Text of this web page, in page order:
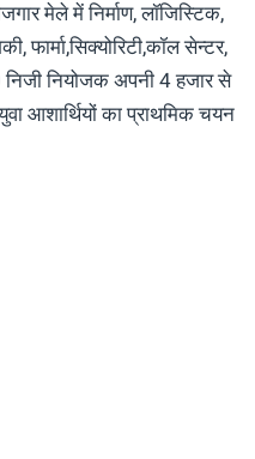
मेले में निर्माण, लॉजिस्टिक,
फार्मा,सिक्योरिटी,कॉल सेन्टर,
नियोजक अपनी 4 हजार से
आशार्थियों का प्राथमिक चयन